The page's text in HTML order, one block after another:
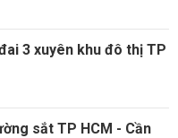
3 xuyên khu đô thị TP
sắt TP HCM - Cần